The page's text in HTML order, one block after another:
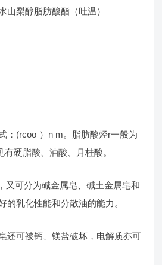
山梨醇脂肪酸酯（吐温）
：(rcooˉ）n m。脂肪酸烃r一般为
硬脂酸、油酸、月桂酸。
又可分为碱金属皂、碱土金属皂和
的乳化性能和分散油的能力。
还可被钙、镁盐破坏，电解质亦可